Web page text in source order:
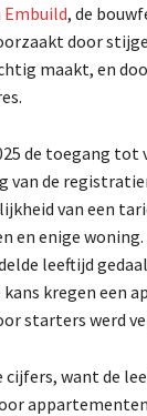
Embuild, de
door
maakt, en
de toegang tot
van de
van een
en enige
leeftijd
kans kregen een
starters werd
cijfers, want de